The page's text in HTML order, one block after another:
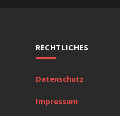
RECHTLICHES
Datenschutz
Impressum